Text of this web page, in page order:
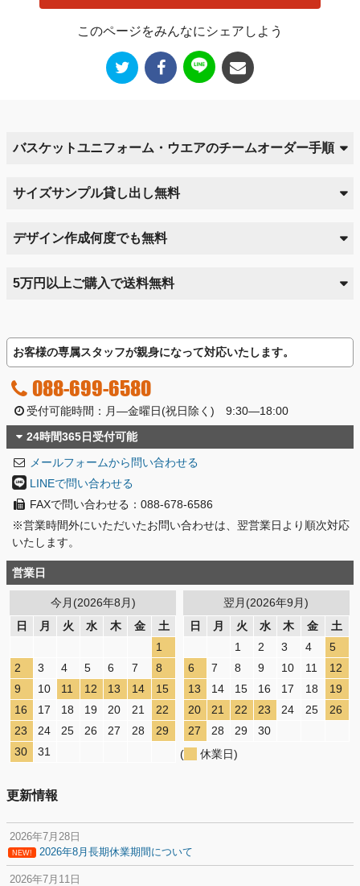
このページをみんなにシェアしよう
バスケットユニフォーム・ウエアのチームオーダー手順
サイズサンプル貸し出し無料
デザイン作成何度でも無料
5万円以上ご購入で送料無料
お客様の専属スタッフが親身になって対応いたします。
088-699-6580
受付可能時間：月―金曜日(祝日除く) 9:30―18:00
24時間365日受付可能
メールフォームから問い合わせる
LINEで問い合わせる
FAXで問い合わせる：088-678-6586
※営業時間外にいただいたお問い合わせは、翌営業日より順次対応
いたします。
営業日
今月(2026年8月)
日
月 火 水 木 金
土
1
2
3 4 5 6 7
8
9
10 11 12 13 14
15
16
17 18 19 20 21
22
23
24 25 26 27 28
29
30
31
翌月(2026年9月)
日
月 火 水 木 金
土
1
2 3 4
5
6
7 8 9 10 11
12
13
14 15 16 17 18
19
20
21 22 23 24 25
26
27
28 29
30
(
休業日)
更新情報
2026年7月28日
NEW! 2026年8月長期休業期間について
2026年7月11日